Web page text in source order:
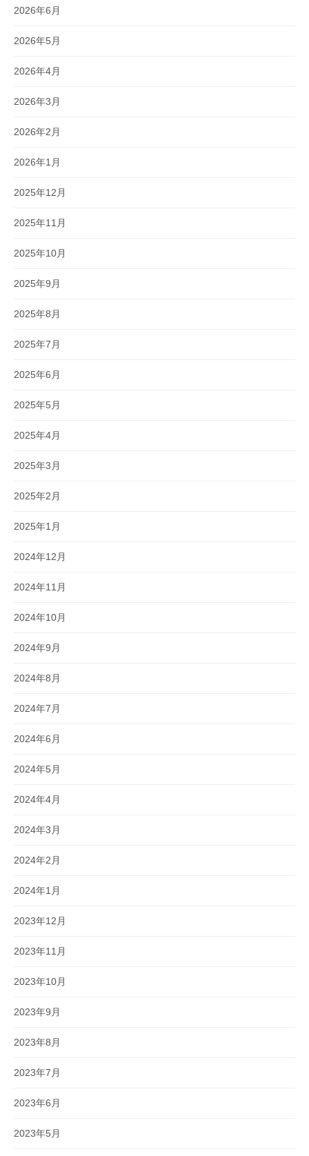
2026年6月
2026年5月
2026年4月
2026年3月
2026年2月
2026年1月
2025年12月
2025年11月
2025年10月
2025年9月
2025年8月
2025年7月
2025年6月
2025年5月
2025年4月
2025年3月
2025年2月
2025年1月
2024年12月
2024年11月
2024年10月
2024年9月
2024年8月
2024年7月
2024年6月
2024年5月
2024年4月
2024年3月
2024年2月
2024年1月
2023年12月
2023年11月
2023年10月
2023年9月
2023年8月
2023年7月
2023年6月
2023年5月